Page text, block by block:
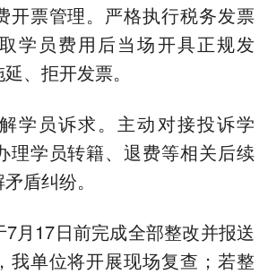
开票管理。严格执行税务发票
学员费用后当场开具正规发
、拒开发票。
学员诉求。主动对接投诉学
理学员转籍、退费等相关后续
盾纠纷。
月17日前完成全部整改并报送
我单位将开展现场复查；若整